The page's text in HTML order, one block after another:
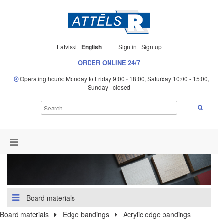
Latviski English Sign in Sign up
ORDER ONLINE 24/7
Operating hours: Monday to Friday 9:00 - 18:00, Saturday 10:00 - 15:00,
Sunday - closed
Board materials
Board materials
Edge bandings Acrylic edge bandings